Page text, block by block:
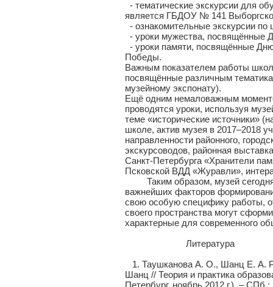
- тематические экскурсии для
является ГБДОУ № 141
- ознакомительные экскурсии
- уроки мужества, посвящённые
- уроки памяти, посвящённые
Победы.
Важным показателем работы
посвящённые различным
музейному экспонату).
Ещё одним немаловажным
проводятся уроки, используя
теме «исторические источники»
школе, актив музея в 2017–2018
направленности районного,
экскурсоводов, районная
Санкт-Петербурга «Хранители
Псковской ВДД «Журавли»,
Таким образом, музей сегодня
важнейших факторов
свою особую специфику работы,
своего пространства могут
характерные для современного
Литература
1. Таушканова А. О., Шанц Е. А.
Шанц // Теория и практика
Петербург, ноябрь 2012 г.). –